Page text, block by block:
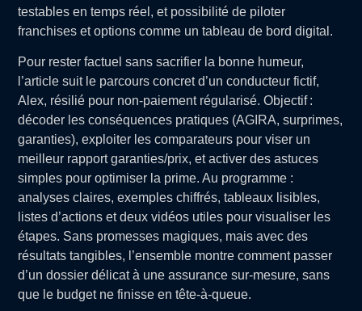
testables en temps réel, et possibilité de piloter
franchises et options comme un tableau de bord digital.
Pour rester factuel sans sacrifier la bonne humeur,
l’article suit le parcours concret d’un conducteur fictif,
Alex, résilié pour non-paiement régularisé. Objectif :
décoder les conséquences pratiques (AGIRA, surprimes,
garanties), exploiter les comparateurs pour viser un
meilleur rapport garanties/prix, et activer des astuces
simples pour optimiser la prime. Au programme :
analyses claires, exemples chiffrés, tableaux lisibles,
listes d’actions et deux vidéos utiles pour visualiser les
étapes. Sans promesses magiques, mais avec des
résultats tangibles, l’ensemble montre comment passer
d’un dossier délicat à une assurance sur-mesure, sans
que le budget ne finisse en tête-à-queue.